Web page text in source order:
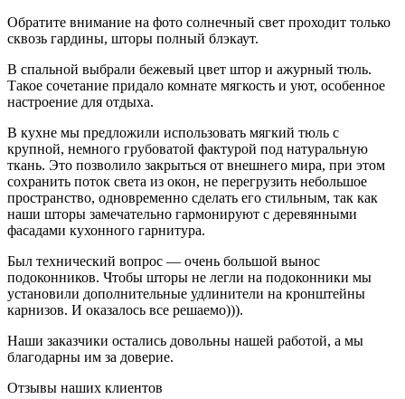
Обратите внимание на фото солнечный свет проходит только
сквозь гардины, шторы полный блэкаут.
В спальной выбрали бежевый цвет штор и ажурный тюль.
Такое сочетание придало комнате мягкость и уют, особенное
настроение для отдыха.
В кухне мы предложили использовать мягкий тюль с
крупной, немного грубоватой фактурой под натуральную
ткань. Это позволило закрыться от внешнего мира, при этом
сохранить поток света из окон, не перегрузить небольшое
пространство, одновременно сделать его стильным, так как
наши шторы замечательно гармонируют с деревянными
фасадами кухонного гарнитура.
Был технический вопрос — очень большой вынос
подоконников. Чтобы шторы не легли на подоконники мы
установили дополнительные удлинители на кронштейны
карнизов. И оказалось все решаемо))).
Наши заказчики остались довольны нашей работой, а мы
благодарны им за доверие.
Отзывы наших клиентов